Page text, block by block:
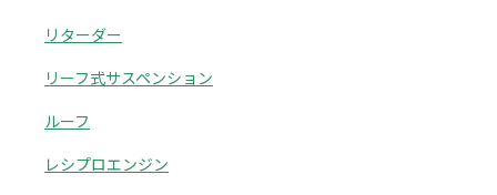
リターダー
リーフ式サスペンション
ルーフ
レシプロエンジン